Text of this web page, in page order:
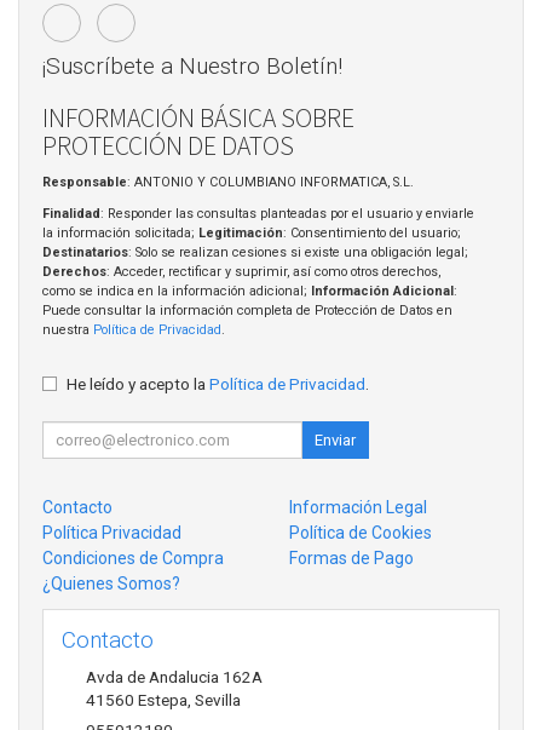
¡Suscríbete a Nuestro Boletín!
INFORMACIÓN BÁSICA SOBRE
PROTECCIÓN DE DATOS
Responsable: ANTONIO Y COLUMBIANO INFORMATICA, S.L.
Finalidad: Responder las consultas planteadas por el usuario y enviarle
la información solicitada; Legitimación: Consentimiento del usuario;
Destinatarios: Solo se realizan cesiones si existe una obligación legal;
Derechos: Acceder, rectificar y suprimir, así como otros derechos,
como se indica en la información adicional;
Información Adicional :
Puede consultar la información completa de Protección de Datos en
nuestra Política de Privacidad .
He leído y acepto la Política de Privacidad
Enviar
Contacto
Información Legal
Política Privacidad
Política de Cookies
Condiciones de Compra
Formas de Pago
¿Quienes Somos?
Contacto
Avda de Andalucia 162A
41560 Estepa Sevilla